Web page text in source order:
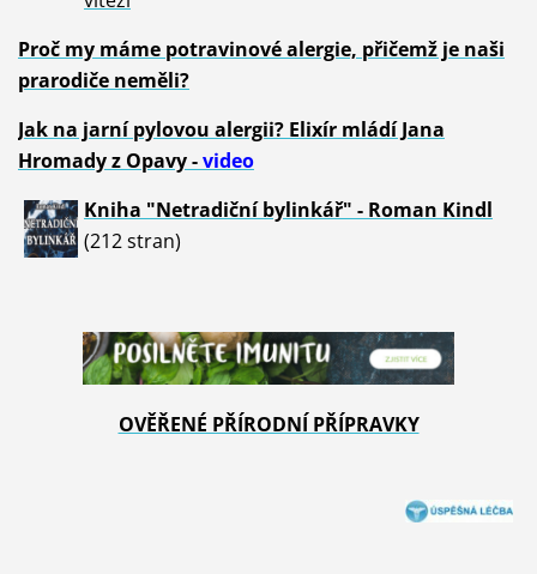
Proč my máme potravinové alergie, přičemž je naši
prarodiče neměli?
Jak na jarní pylovou alergii? Elixír mládí Jana
Hromady z Opavy -video
Kniha "Netradiční bylinkář" - Roman Kindl
(212 stran)
OVĚŘENÉ PŘÍRODNÍ PŘÍPRAVKY